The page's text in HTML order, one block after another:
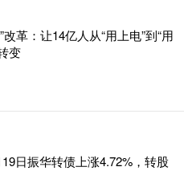
革：让14亿人从“用上电”到“用
变
日振华转债上涨4.72%，转股